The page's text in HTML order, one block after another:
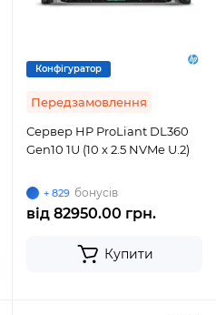
Конфігуратор
Передзамовлення
Сервер HP ProLiant DL360
Gen10 1U (10 x 2.5 NVMe U.2)
+ 829 бонусів
від 82950.00 грн.
Купити